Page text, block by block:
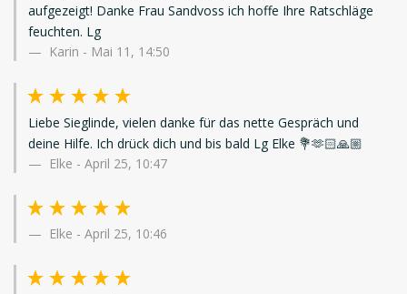
aufgezeigt! Danke Frau Sandvoss ich hoffe Ihre Ratschläge
feuchten. Lg
Karin - Mai 11, 14:50
Liebe Sieglinde, vielen danke für das nette Gespräch und
deine Hilfe. Ich drück dich und bis bald Lg Elke 💐🫶🏻🙏🏼
Elke - April 25, 10:47
Elke - April 25, 10:46